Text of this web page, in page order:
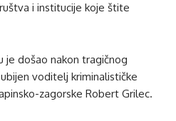
i institucije koje štite
je došao nakon tragičnog
voditelj kriminalističke
zagorske Robert Grilec.